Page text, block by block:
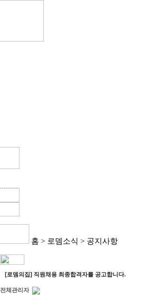
홈 > 로뎀소식 > 공지사항
[로뎀의집] 직원채용 최종합격자를 공고합니다.
전체관리자